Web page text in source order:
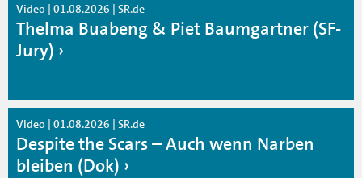
Video | 01.08.2026 | SR.de
Thelma Buabeng & Piet Baumgartner (SF-
Jury)
Video | 01.08.2026 | SR.de
Despite the Scars – Auch wenn Narben
bleiben (Dok)